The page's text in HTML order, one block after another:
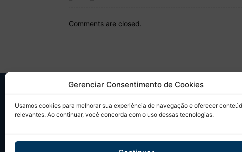
Gerenciar Consentimento de Cookies
Usamos cookies para melhorar sua experiência de navegação e oferecer
relevantes. Ao continuar, você concorda com o uso dessas tecnologias.
Comments are closed.
SOBRE
Desde
sobre o
Tudo o